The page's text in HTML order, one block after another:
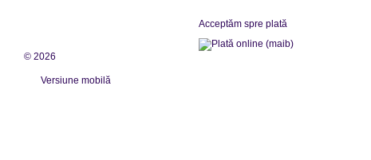
© 2026
Versiune mobilă
Acceptăm spre plată